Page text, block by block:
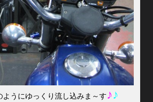
ようにゆっくり流し込みま～す♪♪